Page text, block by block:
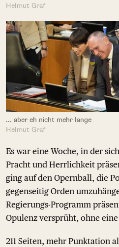
Helmut Graf
... aber eh nicht mehr lange
Helmut Graf
Es war eine Woche, in der
Pracht und Herrlichkeit
ging auf den Opernball, die
gegenseitig Orden
Regierungs-Programm
Opulenz versprüht, ohne
211 Seiten, mehr Punktation